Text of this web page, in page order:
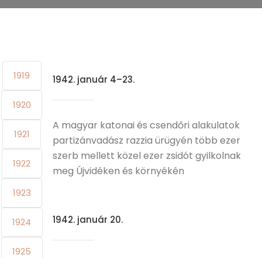
1919
1920
1921
1922
1923
1924
1925
1942. január 4–23.
A magyar katonai és csendőri alakulatok
partizánvadász razzia ürügyén több ezer
szerb mellett közel ezer zsidót gyilkolnak
meg Újvidéken és környékén
1942. január 20.